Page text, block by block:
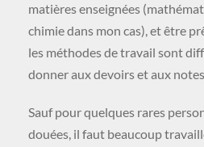
matières enseignées
chimie dans mon cas), et être
les méthodes de travail sont
donner aux devoirs et aux
Sauf pour quelques rares
douées, il faut beaucoup